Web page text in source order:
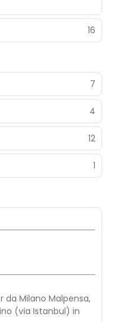
16
7
4
12
1
da Milano Malpensa,
(via Istanbul) in